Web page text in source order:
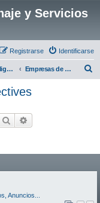
y Servicios
Identificarse
Registrarse
Contrainteligencia y Seguridad Empresas de Seguridad y Detectives
Buscar
Anuncios...